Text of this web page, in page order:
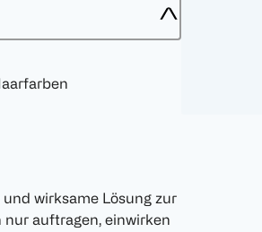
wirksame Lösung zur
auftragen, einwirken